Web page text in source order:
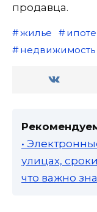
продавца.
жилье
недвижимость
•
улицах,
что важно